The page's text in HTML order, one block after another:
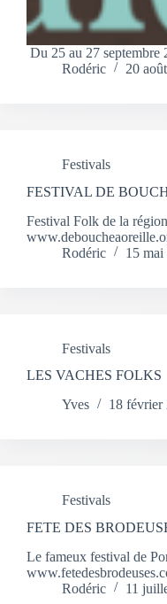
Du 25 au 27
Rodéric
20
Festivals
FESTIVAL DE
Festival Folk de la
Rodéric
15 mai
Festivals
LES VACHES FOLKS
Yves
18 février
Festivals
FETE DES
Le fameux festival de
Rodéric
11